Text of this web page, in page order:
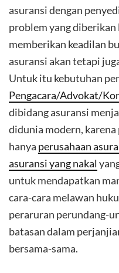
asuransi dengan
problem yang
memberikan keadilan
asuransi akan tetapi
Untuk itu kebutuhan
Pengacara/Advokat/
dibidang asuransi
didunia modern,
hanya perusahaan
asuransi yang nakal
untuk mendapatkan
cara-cara melawan
peraruran perundang-
batasan dalam
bersama-sama.